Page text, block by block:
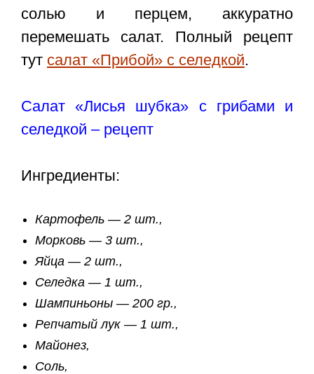
солью и перцем, аккуратно
перемешать салат. Полный рецепт
тут салат «Прибой» с селедкой.
Салат «Лисья шубка» с грибами и
селедкой – рецепт
Ингредиенты:
Картофель — 2 шт.,
Морковь — 3 шт.,
Яйца — 2 шт.,
Селедка — 1 шт.,
Шампиньоны — 200 гр.,
Репчатый лук — 1 шт.,
Майонез,
Соль,